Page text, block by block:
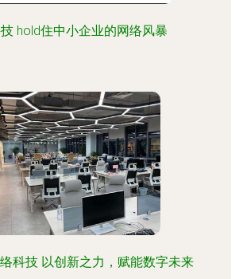
hold住中小企业的网络风暴
科技 以创新之力，赋能数字未来